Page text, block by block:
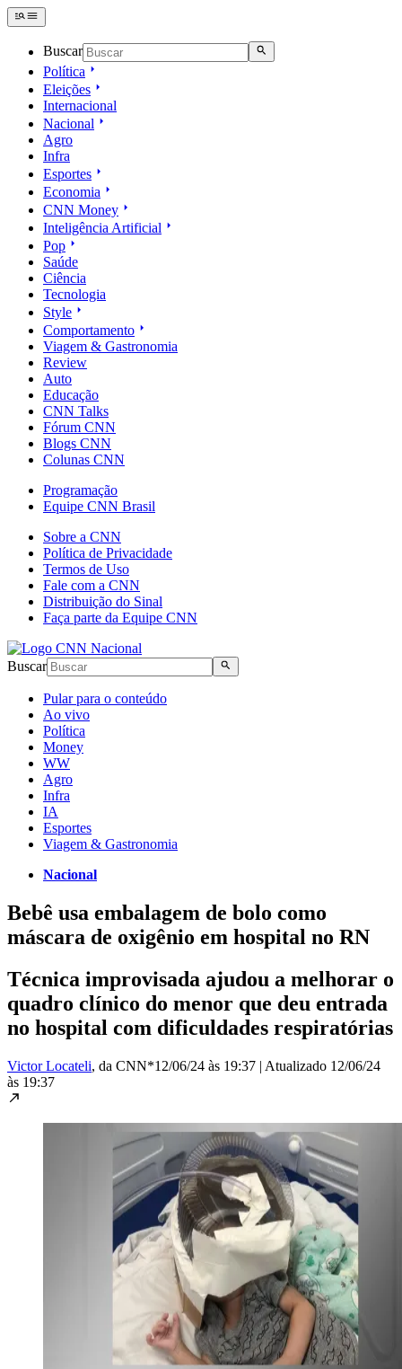
Buscar
Política
Eleições
Internacional
Nacional
Agro
Infra
Esportes
Economia
CNN Money
Inteligência Artificial
Pop
Saúde
Ciência
Tecnologia
Style
Comportamento
Viagem & Gastronomia
Review
Auto
Educação
CNN Talks
Fórum CNN
Blogs CNN
Colunas CNN
Programação
Equipe CNN Brasil
Sobre a CNN
Política de Privacidade
Termos de Uso
Fale com a CNN
Distribuição do Sinal
Faça parte da Equipe CNN
Buscar
Pular para o conteúdo
Ao vivo
Política
Money
WW
Agro
Infra
IA
Esportes
Viagem & Gastronomia
Nacional
Bebê usa embalagem de bolo como
máscara de oxigênio em hospital no RN
Técnica improvisada ajudou a melhorar o
quadro clínico do menor que deu entrada
no hospital com dificuldades respiratórias
Victor Locateli, da CNN*12/06/24 às 19:37 | Atualizado 12/06/24
às 19:37